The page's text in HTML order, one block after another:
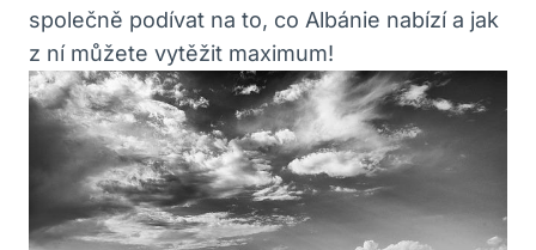
společně podívat na to, co Albánie nabízí a jak
z ní můžete vytěžit maximum!